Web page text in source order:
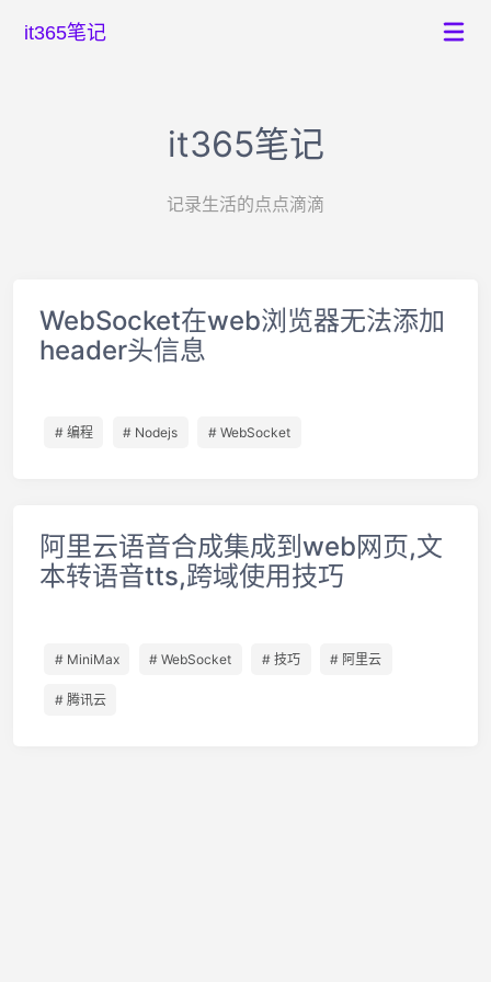
it365笔记
it365笔记
记录生活的点点滴滴
WebSocket在web浏览器无法添加
header头信息
# 编程 # Nodejs # WebSocket
阿里云语音合成集成到web网页,文
本转语音tts,跨域使用技巧
# MiniMax # WebSocket # 技巧 # 阿里云
# 腾讯云